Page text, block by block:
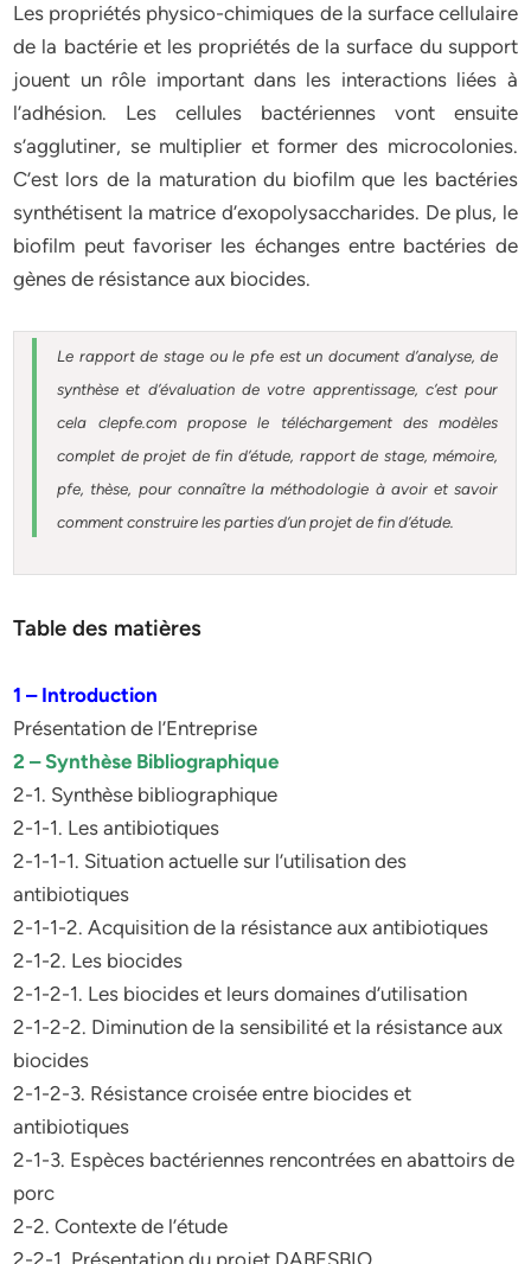
Les propriétés physico-chimiques de la surface cellulaire
de la bactérie et les propriétés de la surface du support
jouent un rôle important dans les interactions liées à
l’adhésion. Les cellules bactériennes vont ensuite
s’agglutiner, se multiplier et former des microcolonies.
C’est lors de la maturation du biofilm que les bactéries
synthétisent la matrice d’exopolysaccharides. De plus, le
biofilm peut favoriser les échanges entre bactéries de
gènes de résistance aux biocides.
Le rapport de stage ou le pfe est un document d’analyse, de
synthèse et d’évaluation de votre apprentissage, c’est pour
cela clepfe.com propose le téléchargement des modèles
complet de projet de fin d’étude, rapport de stage, mémoire,
pfe, thèse, pour connaître la méthodologie à avoir et savoir
comment construire les parties d’un projet de fin d’étude.
Table des matières
1 – Introduction
Présentation de l’Entreprise
2 – Synthèse Bibliographique
2-1. Synthèse bibliographique
2-1-1. Les antibiotiques
2-1-1-1. Situation actuelle sur l’utilisation des
antibiotiques
2-1-1-2. Acquisition de la résistance aux antibiotiques
2-1-2. Les biocides
2-1-2-1. Les biocides et leurs domaines d’utilisation
2-1-2-2. Diminution de la sensibilité et la résistance aux
biocides
2-1-2-3. Résistance croisée entre biocides et
antibiotiques
2-1-3. Espèces bactériennes rencontrées en abattoirs de
porc
2-2. Contexte de l’étude
2-2-1. Présentation du projet DABESBIO